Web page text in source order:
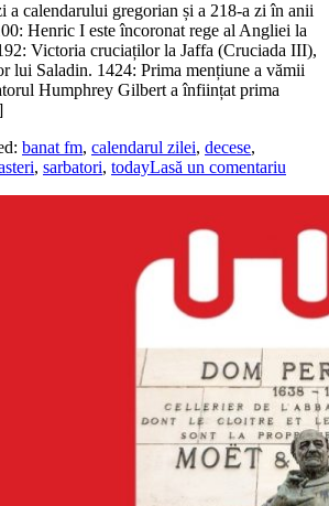
a calendarului gregorian și a 218-a zi în anii
Henric I este încoronat rege al Angliei la
Victoria cruciaților la Jaffa (Cruciada III),
lui Saladin. 1424: Prima mențiune a vămii
Humphrey Gilbert a înființat prima
banat fm, calendarul zilei, decese,
, sarbatori, todayLasă un comentariu